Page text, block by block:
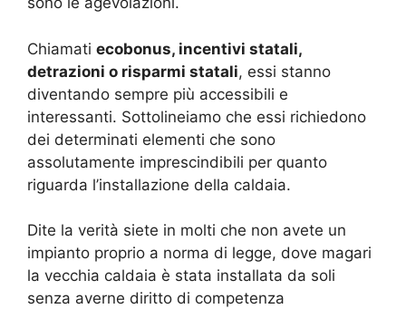
Chiamati ecobonus, incentivi statali,
detrazioni o risparmi statali, essi stanno
diventando sempre più accessibili e
interessanti. Sottolineiamo che essi richiedono
dei determinati elementi che sono
assolutamente imprescindibili per quanto
riguarda l’installazione della caldaia.
Dite la verità siete in molti che non avete un
impianto proprio a norma di legge, dove magari
la vecchia caldaia è stata installata da soli
senza averne diritto di competenza